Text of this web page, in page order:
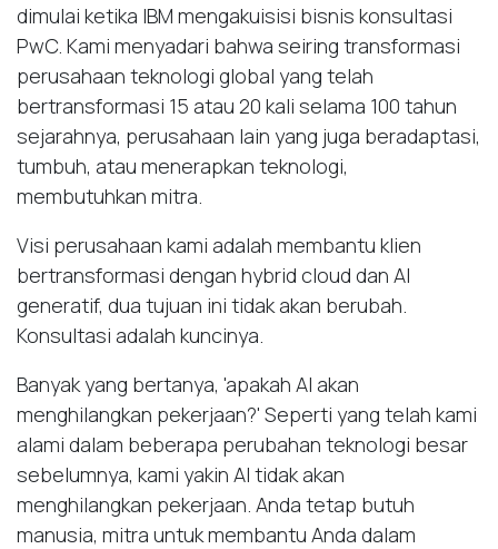
dimulai ketika IBM mengakuisisi bisnis konsultasi
PwC. Kami menyadari bahwa seiring transformasi
perusahaan teknologi global yang telah
bertransformasi 15 atau 20 kali selama 100 tahun
sejarahnya, perusahaan lain yang juga beradaptasi,
tumbuh, atau menerapkan teknologi,
membutuhkan mitra.
Visi perusahaan kami adalah membantu klien
bertransformasi dengan hybrid cloud dan AI
generatif, dua tujuan ini tidak akan berubah.
Konsultasi adalah kuncinya.
Banyak yang bertanya, 'apakah AI akan
menghilangkan pekerjaan?' Seperti yang telah kami
alami dalam beberapa perubahan teknologi besar
sebelumnya, kami yakin AI tidak akan
menghilangkan pekerjaan. Anda tetap butuh
manusia, mitra untuk membantu Anda dalam